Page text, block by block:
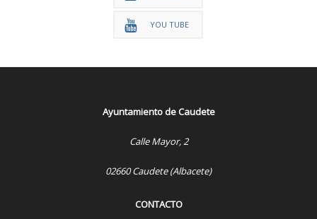
YOU TUBE
Ayuntamiento de Caudete
Calle Mayor, 2
02660 Caudete (Albacete)
CONTACTO